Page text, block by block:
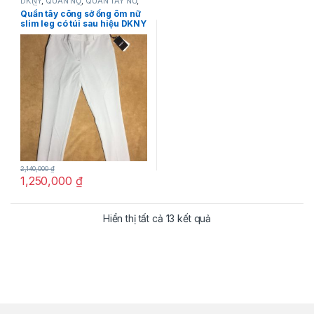
THỜI TRANG NỮ
Quần tây công sở ống ôm nữ
slim leg có túi sau hiệu DKNY
màu xanh nhạt size 2P chính
1,250,000 ₫
2,140,000₫
Hiển thị tất cả 13 kết quả